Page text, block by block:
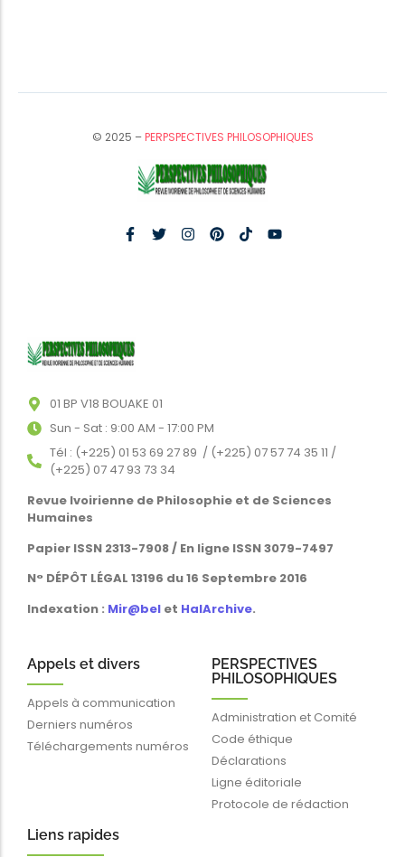
© 2025 –PERPSPECTIVES PHILOSOPHIQUES
01 BP V18 BOUAKE 01
Sun - Sat : 9:00 AM - 17:00 PM
Tél : (+225) 01 53 69 27 89 / (+225) 07 57 74 35 11 /
(+225) 07 47 93 73 34
Revue Ivoirienne de Philosophie et de Sciences
Humaines
Papier ISSN 2313-7908 / En ligne ISSN 3079-7497
N° DÉPÔT LÉGAL 13196 du 16 Septembre 2016
Indexation : Mir@bel et HalArchive.
Appels et divers
Appels à communication
Derniers numéros
Téléchargements numéros
PERSPECTIVES
PHILOSOPHIQUES
Administration et Comité
Code éthique
Déclarations
Ligne éditoriale
Protocole de rédaction
Liens rapides